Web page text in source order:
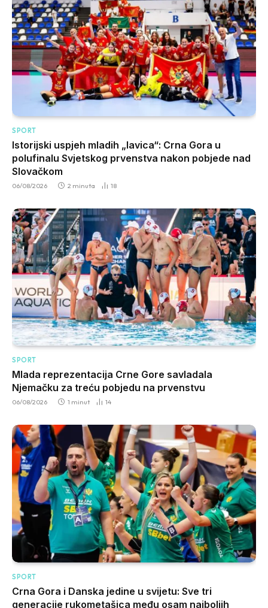
SPORT
Istorijski uspjeh mladih „lavica“: Crna Gora u
polufinalu Svjetskog prvenstva nakon pobjede nad
Slovačkom
06/08/2026 2 minuta 18
SPORT
Mlada reprezentacija Crne Gore savladala
Njemačku za treću pobjedu na prvenstvu
06/08/2026 1 minut 14
SPORT
Crna Gora i Danska jedine u svijetu: Sve tri
generacije rukometašica među osam najboljih